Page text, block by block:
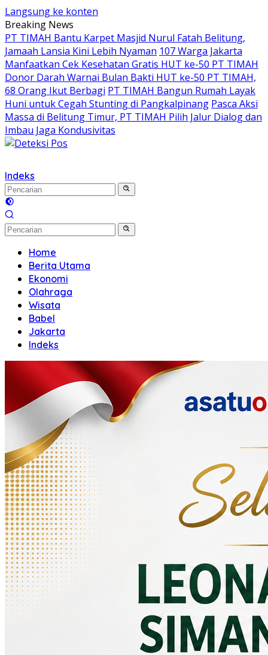
Langsung ke konten
Breaking News
PT TIMAH Bantu Karpet Masjid Nurul Fatah Belitung,
Jamaah Lansia Kini Lebih Nyaman 107 Warga Jakarta
Manfaatkan Cek Kesehatan Gratis HUT ke-50 PT TIMAH
Donor Darah Warnai Bulan Bakti HUT ke-50 PT TIMAH,
68 Orang Ikut Berbagi PT TIMAH Bangun Rumah Layak
Huni untuk Cegah Stunting di Pangkalpinang Pasca Aksi
Massa di Belitung Timur, PT TIMAH Pilih Jalur Dialog dan
Imbau Jaga Kondusivitas
Indeks
Home
Berita Utama
Ekonomi
Olahraga
Wisata
Babel
Jakarta
Indeks